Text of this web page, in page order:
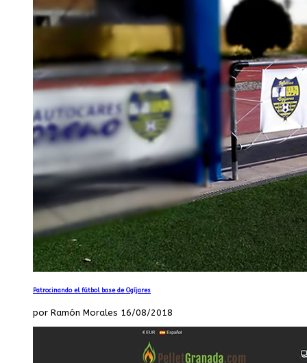
Patrocinando el fútbol base de Ogíjares
por Ramón Morales 16/08/2018